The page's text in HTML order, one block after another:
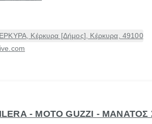
Κέρκυρα [Δήμος], Κέρκυρα, 49100
- MOTO GUZZI -